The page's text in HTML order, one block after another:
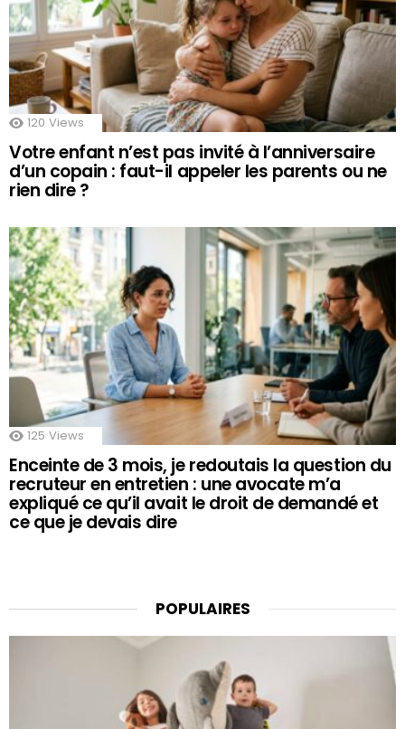
120 Views
Votre enfant n’est pas invité à l’anniversaire
d’un copain : faut-il appeler les parents ou ne
rien dire ?
125 Views
Enceinte de 3 mois, je redoutais la question du
recruteur en entretien : une avocate m’a
expliqué ce qu’il avait le droit de demandé et
ce que je devais dire
POPULAIRES